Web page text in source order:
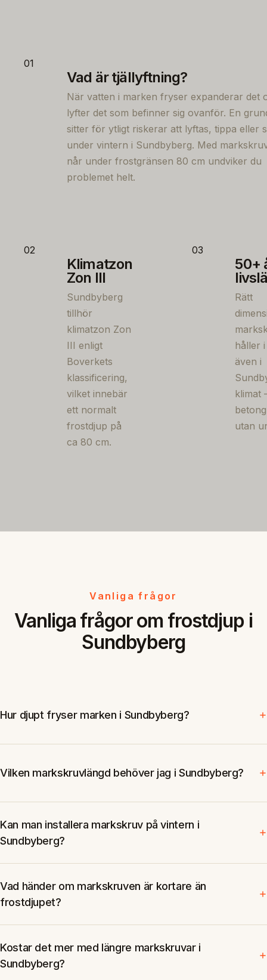
01
Vad är tjällyftning?
När vatten i marken fryser expanderar det
lyfter det som befinner sig ovanför. En
sitter för ytligt riskerar att lyftas, tippa eller
under vintern i Sundbyberg. Med
når under frostgränsen 80 cm undviker du
problemet helt.
02
Klimatzon
Zon III
Sundbyberg
tillhör
klimatzon Zon
III enligt
Boverkets
klassificering,
vilket innebär
ett normalt
frostdjup på
ca 80 cm.
03
50+
Rätt
håller
även i
klimat
utan
Vanliga frågor
Vanliga frågor om frostdjup i
Sundbyberg
Hur djupt fryser marken i Sundbyberg?
Vilken markskruvlängd behöver jag i Sundbyberg?
Kan man installera markskruv på vintern i
Sundbyberg?
Vad händer om markskruven är kortare än
frostdjupet?
Kostar det mer med längre markskruvar i
Sundbyberg?